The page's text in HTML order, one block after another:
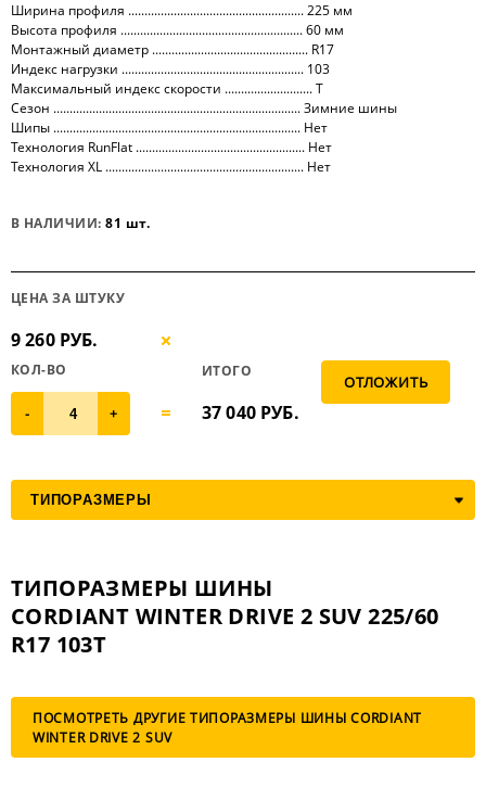
Ширина профиля ...................................................... 225 мм
Высота профиля ........................................................ 60 мм
Монтажный диаметр ................................................ R17
Индекс нагрузки ........................................................ 103
Максимальный индекс скорости ........................... T
Сезон ............................................................................ Зимние шины
Шипы ............................................................................ Нет
Технология RunFlat .................................................... Нет
Технология XL ............................................................. Нет
В НАЛИЧИИ:81 шт.
ЦЕНА ЗА ШТУКУ
9 260 РУБ.
КОЛ-ВО
- +
ИТОГО
37 040РУБ.
ТИПОРАЗМЕРЫ ШИНЫ
CORDIANT WINTER DRIVE 2 SUV 225/60
R17 103T
ПОСМОТРЕТЬ ДРУГИЕ ТИПОРАЗМЕРЫ ШИНЫ CORDIANT
WINTER DRIVE 2 SUV